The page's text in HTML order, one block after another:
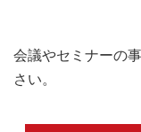
会議やセミナーの
さい。